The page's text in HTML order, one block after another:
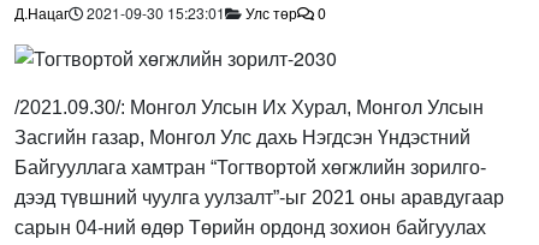
Д.Нацаг 2021-09-30 15:23:01 Улс төр 0
/2021.09.30/: Монгол Улсын Их Хурал, Монгол Улсын
Засгийн газар, Монгол Улс дахь Нэгдсэн Үндэстний
Байгууллага хамтран “Тогтвортой хөгжлийн зорилго-
дээд түвшний чуулга уулзалт”-ыг 2021 оны аравдугаар
сарын 04-ний өдөр Төрийн ордонд зохион байгуулах